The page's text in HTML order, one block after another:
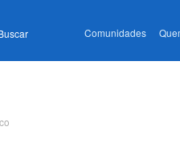
Comunidades